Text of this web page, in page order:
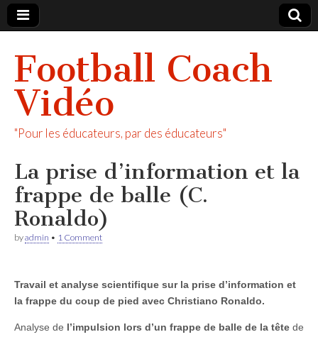
Football Coach
Vidéo
"Pour les éducateurs, par des éducateurs"
La prise d’information et la
frappe de balle (C.
Ronaldo)
byadmin • 1 Comment
Travail et analyse scientifique sur la prise d’information et
la frappe du coup de pied avec Christiano Ronaldo.
Analyse de l’impulsion lors d’un frappe de balle de la tête de